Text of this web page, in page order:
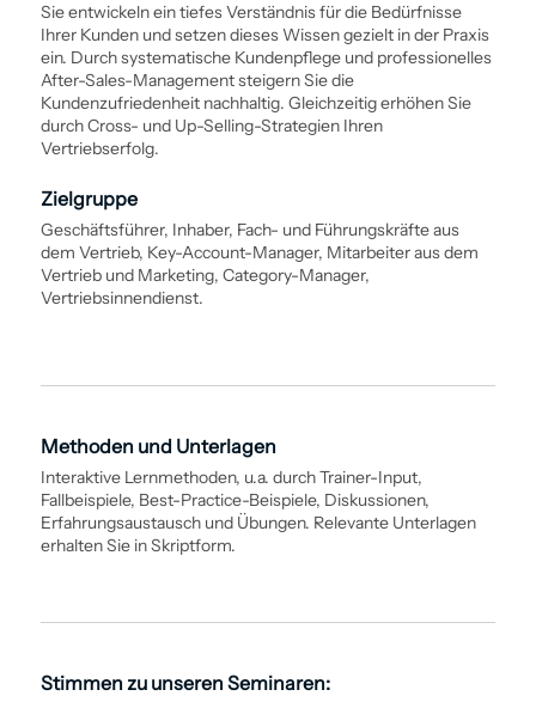
Sie entwickeln ein tiefes Verständnis für die Bedürfnisse
Ihrer Kunden und setzen dieses Wissen gezielt in der Praxis
ein. Durch ­systematische Kundenpflege und professionelles
After-Sales-Management steigern Sie die
Kundenzufriedenheit nachhaltig. Gleichzeitig erhöhen Sie
durch Cross- und Up-Selling-Strategien Ihren
Vertriebserfolg.
Zielgruppe
Geschäftsführer, Inhaber, Fach- und Führungskräfte aus
dem Vertrieb, Key-Account-Manager, Mitarbeiter aus dem
Vertrieb und Marketing, Category-Manager,
Vertriebsinnendienst.
Methoden und Unterlagen
Interaktive Lernmethoden, u.a. durch Trainer-Input,
Fallbeispiele, Best-Practice-Beispiele, Diskussionen,
Erfahrungsaustausch und Übungen. Relevante Unterlagen
erhalten Sie in Skriptform.
Stimmen zu unseren Seminaren: